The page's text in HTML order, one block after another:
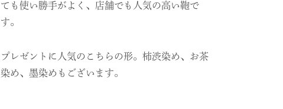
ても使い勝手がよく、店舗でも人気の高い鞄で
す。
プレゼントに人気のこちらの形。柿渋染め、お茶
染め、墨染めもございます。